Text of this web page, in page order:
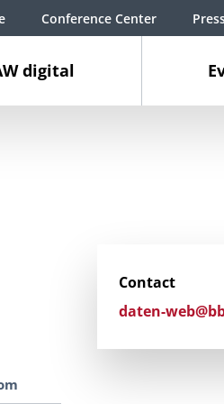
digital
Conference Center
Contact
daten-